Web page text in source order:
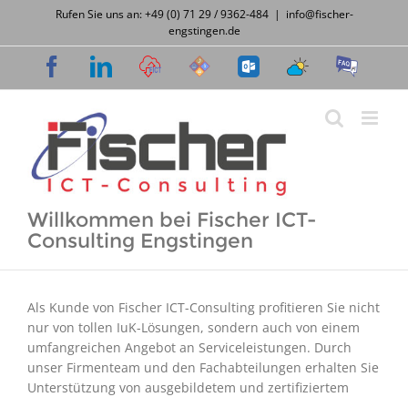
springen
Rufen Sie uns an: +49 (0) 71 29 / 9362-484 | info@fischer-
engstingen.de
FacebookLinkedIn
CloudSupport
Desk
OWA WetterFAQ
Willkommen bei Fischer ICT-
Consulting Engstingen
Als Kunde von Fischer ICT-Consulting profitieren Sie nicht
nur von tollen IuK-Lösungen, sondern auch von einem
umfangreichen Angebot an Serviceleistungen. Durch
unser Firmenteam und den Fachabteilungen erhalten Sie
Unterstützung von ausgebildetem und zertifiziertem